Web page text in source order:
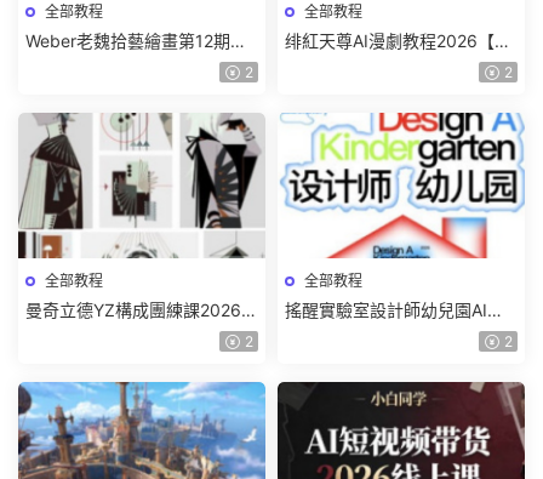
全部教程
Weber老魏拾藝繪畫第12期角
色特訓班【畫質不錯隻有視
2
全部教程
绯紅天尊AI漫劇教程2026【畫
2
全部教程
曼奇立德YZ構成團練課2026年
8月已結課【畫質高清有課件】
2
全部教程
搖醒實驗室設計師幼兒園AI軟
件基礎課2025【畫質不錯有素
2